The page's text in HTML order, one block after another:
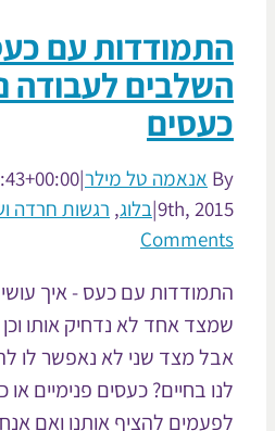
נכונה עם
כעסים
רגשות חרדה
ושקט נפשי
לעבודה
אנאמה טל מילר|
9th,
|בלוג,רגשות חרדה ושקט
עם כעס - איך עושים את
אחד לא נדחיק אותו וכן נוכל
מצד שני לא נאפשר לו להשתלט
בחיים? כעסים פנימיים או כעס
להציף אותנו ואם אנחנו לא